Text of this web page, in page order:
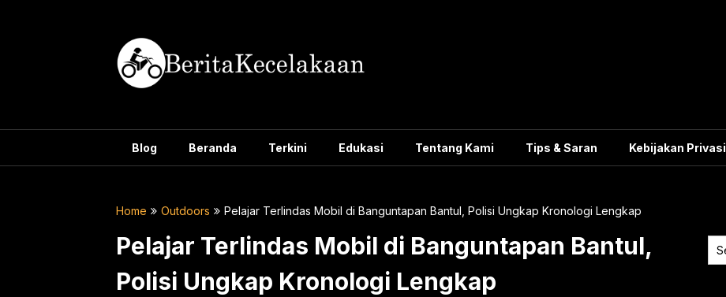
Blog Beranda Terkini Edukasi Tentang Kami Tips & Saran Kebijakan Privasi
Home Outdoors Pelajar Terlindas Mobil di Banguntapan Bantul, Polisi Ungkap Kronologi Lengkap
Pelajar Terlindas Mobil di Banguntapan Bantul,
Polisi Ungkap Kronologi Lengkap